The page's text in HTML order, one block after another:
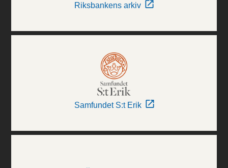
Riksbankens arkiv
Samfundet S:t Erik